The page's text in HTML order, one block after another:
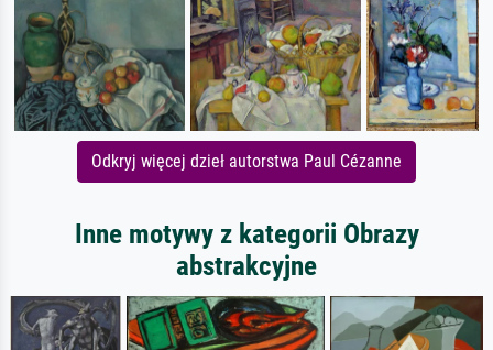
Odkryj więcej dzieł autorstwa Paul Cézanne
Inne motywy z kategorii Obrazy
abstrakcyjne